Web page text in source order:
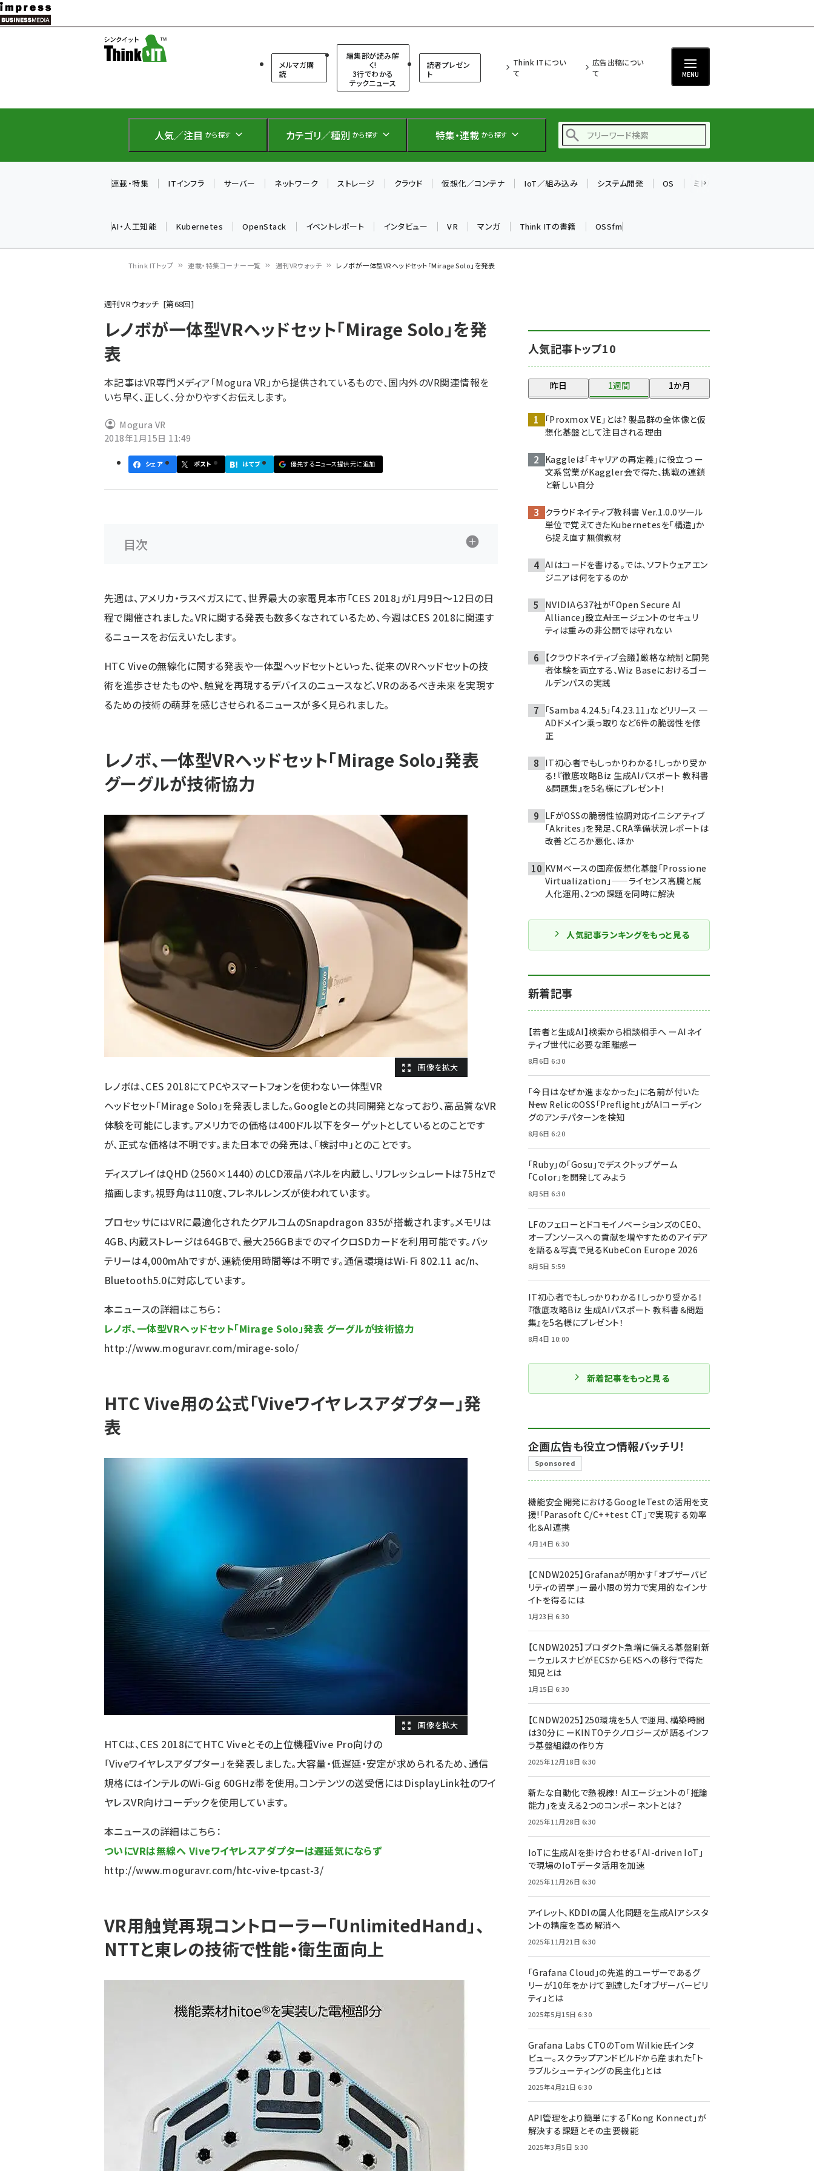
メ
イ
テ
に
メルマガ購
読
編集部が読み解
く!
3行でわかる
テックニュース
読者プレゼン
ト
Think ITについ
て
広告出稿につい
て
MENU
人気／注目 から探す カテゴリ／種別 から探す 特集・連載 から探す
仲間と築いた勝利の絆～
drupal (1940)
genai (1473)
ai crunch (1347)
連載・特集 ITインフラ サーバー ネットワーク ストレージ クラウド 仮想化／コンテナ IoT／組み込み システム開発 OS ミドルウェア
AI・人工知能 Kubernetes OpenStack イベントレポート インタビュー VR マンガ Think ITの書籍 OSSfm
ン
く
ず
Think ITトップ 連載・特集コーナー一覧 週刊VRウォッチ レノボが一体型VRヘッドセット「Mirage Solo」を発表
週刊VRウォッチ 第68回
レノボが一体型VRヘッドセット「Mirage Solo」を発
表
本記事はVR専門メディア「Mogura VR」から提供されているもので、国内外のVR関連情報を
いち早く、正しく、分かりやすくお伝えします。
Mogura VR
2018年1月15日 11:49
シェア ポスト はてブ 優先するニュース提供元に追加
目次
先週は、アメリカ・ラスベガスにて、世界最大の家電見本市「CES 2018」が1月9日～12日の日
程で開催されました。VRに関する発表も数多くなされているため、今週はCES 2018に関連す
るニュースをお伝えいたします。
HTC Viveの無線化に関する発表や一体型ヘッドセットといった、従来のVRヘッドセットの技
術を進歩させたものや、触覚を再現するデバイスのニュースなど、VRのあるべき未来を実現す
るための技術の萌芽を感じさせられるニュースが多く見られました。
レノボ、一体型VRヘッドセット「Mirage Solo」発表
グーグルが技術協力
レノボは、CES 2018にてPCやスマートフォンを使わない一体型VR
ヘッドセット「Mirage Solo」を発表しました。Googleとの共同開発となっており、高品質なVR
体験を可能にします。アメリカでの価格は400ドル以下をターゲットとしているとのことです
が、正式な価格は不明です。また日本での発売は、「検討中」とのことです。
ディスプレイはQHD（2560×1440）のLCD液晶パネルを内蔵し、リフレッシュレートは75Hzで
描画します。視野角は110度、フレネルレンズが使われています。
プロセッサにはVRに最適化されたクアルコムのSnapdragon 835が搭載されます。メモリは
4GB、内蔵ストレージは64GBで、最大256GBまでのマイクロSDカードを利用可能です。バッ
テリーは4,000mAhですが、連続使用時間等は不明です。通信環境はWi-Fi 802.11 ac/n、
Bluetooth5.0に対応しています。
本ニュースの詳細はこちら：
レノボ、一体型VRヘッドセット「Mirage Solo」発表 グーグルが技術協力
http://www.moguravr.com/mirage-solo/
HTC Vive用の公式「Viveワイヤレスアダプター」発
表
HTCは、CES 2018にてHTC Viveとその上位機種Vive Pro向けの
「Viveワイヤレスアダプター」を発表しました。大容量・低遅延・安定が求められるため、通信
規格にはインテルのWi-Gig 60GHz帯を使用。コンテンツの送受信にはDisplayLink社のワイ
ヤレスVR向けコーデックを使用しています。
本ニュースの詳細はこちら：
ついにVRは無線へ Viveワイヤレスアダプターは遅延気にならず
http://www.moguravr.com/htc-vive-tpcast-3/
VR用触覚再現コントローラー「UnlimitedHand」、
NTTと東レの技術で性能・衛生面向上
人気記事トップ10
昨日 1週間 1か月
「Proxmox VE」とは? 製品群の全体像と仮
想化基盤として注目される理由
Kaggleは「キャリアの再定義」に役立つ ー
文系営業がKaggler会で得た、挑戦の連鎖
と新しい自分
クラウドネイティブ教科書 Ver.1.0.0――ツール
単位で覚えてきたKubernetesを「構造」か
ら捉え直す無償教材
AIはコードを書ける。では、ソフトウェアエン
ジニアは何をするのか
NVIDIAら37社が「Open Secure AI
Alliance」設立――AIエージェントのセキュリ
ティは重みの非公開では守れない
【クラウドネイティブ会議】厳格な統制と開発
者体験を両立する、Wiz Baseにおけるゴー
ルデンパスの実践
「Samba 4.24.5」「4.23.11」などリリース ─
ADドメイン乗っ取りなど6件の脆弱性を修
正
IT初心者でもしっかりわかる！しっかり受か
る！『徹底攻略Biz 生成AIパスポート 教科書
＆問題集』を5名様にプレゼント！
LFがOSSの脆弱性協調対応イニシアティブ
「Akrites」を発足、CRA準備状況レポートは
改善どころか悪化、ほか
KVMベースの国産仮想化基盤「Prossione
Virtualization」——ライセンス高騰と属
人化運用、2つの課題を同時に解決
人気記事ランキングをもっと見る
新着記事
【若者と生成AI】検索から相談相手へ ーAIネイ
ティブ世代に必要な距離感ー
8月6日 6:30
「今日はなぜか進まなかった」に名前が付いた
――New RelicのOSS「Preflight」がAIコーディン
グのアンチパターンを検知
8月6日 6:20
「Ruby」の「Gosu」でデスクトップゲーム
「Color」を開発してみよう
8月5日 6:30
LFのフェローとドコモイノベーションズのCEO、
オープンソースへの貢献を増やすためのアイデア
を語る＆写真で見るKubeCon Europe 2026
8月5日 5:59
IT初心者でもしっかりわかる！しっかり受かる！
『徹底攻略Biz 生成AIパスポート 教科書＆問題
集』を5名様にプレゼント！
8月4日 10:00
新着記事をもっと見る
企画広告も役立つ情報バッチリ！
Sponsored
機能安全開発におけるGoogleTestの活用を支
援!「Parasoft C/C++test CT」で実現する効率
化＆AI連携
4月14日 6:30
【CNDW2025】Grafanaが明かす「オブザーバビ
リティの哲学」ー最小限の労力で実用的なインサ
イトを得るには
1月23日 6:30
【CNDW2025】プロダクト急増に備える基盤刷新
ーウェルスナビがECSからEKSへの移行で得た
知見とは
1月15日 6:30
【CNDW2025】250環境を5人で運用、構築時間
は30分に ーKINTOテクノロジーズが語るインフ
ラ基盤組織の作り方
2025年12月18日 6:30
新たな自動化で熱視線！ AIエージェントの「推論
能力」を支える2つのコンポーネントとは？
2025年11月28日 6:30
IoTに生成AIを掛け合わせる「AI-driven IoT」
で現場のIoTデータ活用を加速
2025年11月26日 6:30
アイレット、KDDIの属人化問題を生成AIアシスタ
ントの精度を高め解消へ
2025年11月21日 6:30
「Grafana Cloud」の先進的ユーザーであるグ
リーが10年をかけて到達した「オブザーバービリ
ティ」とは
2025年5月15日 6:30
Grafana Labs CTOのTom Wilkie氏インタ
ビュー。スクラップアンドビルドから産まれた「ト
ラブルシューティングの民主化」とは
2025年4月21日 6:30
API管理をより簡単にする「Kong Konnect」が
解決する課題とその主要機能
2025年3月5日 5:30